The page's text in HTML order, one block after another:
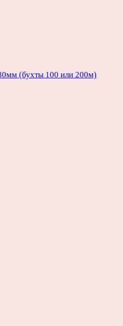
(бухты 100 или 200м)